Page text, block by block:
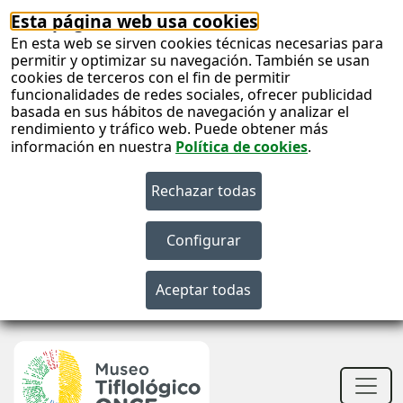
Esta página web usa cookies
En esta web se sirven cookies técnicas necesarias para
permitir y optimizar su navegación. También se usan
cookies de terceros con el fin de permitir
funcionalidades de redes sociales, ofrecer publicidad
basada en sus hábitos de navegación y analizar el
rendimiento y tráfico web. Puede obtener más
información en nuestra Política de cookies.